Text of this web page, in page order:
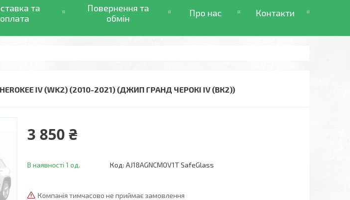
та
оплата
Повернення та
обмін
Про нас Контакти
IV (WK2) (2010-2021) (ДЖИП ГРАНД ЧЕРОКІ IV (ВК2))
3 850 ₴
В наявності 1 од. Код: AJ18AGNCMOV1T SafeGlass
Компанія тимчасово не приймає замовлення